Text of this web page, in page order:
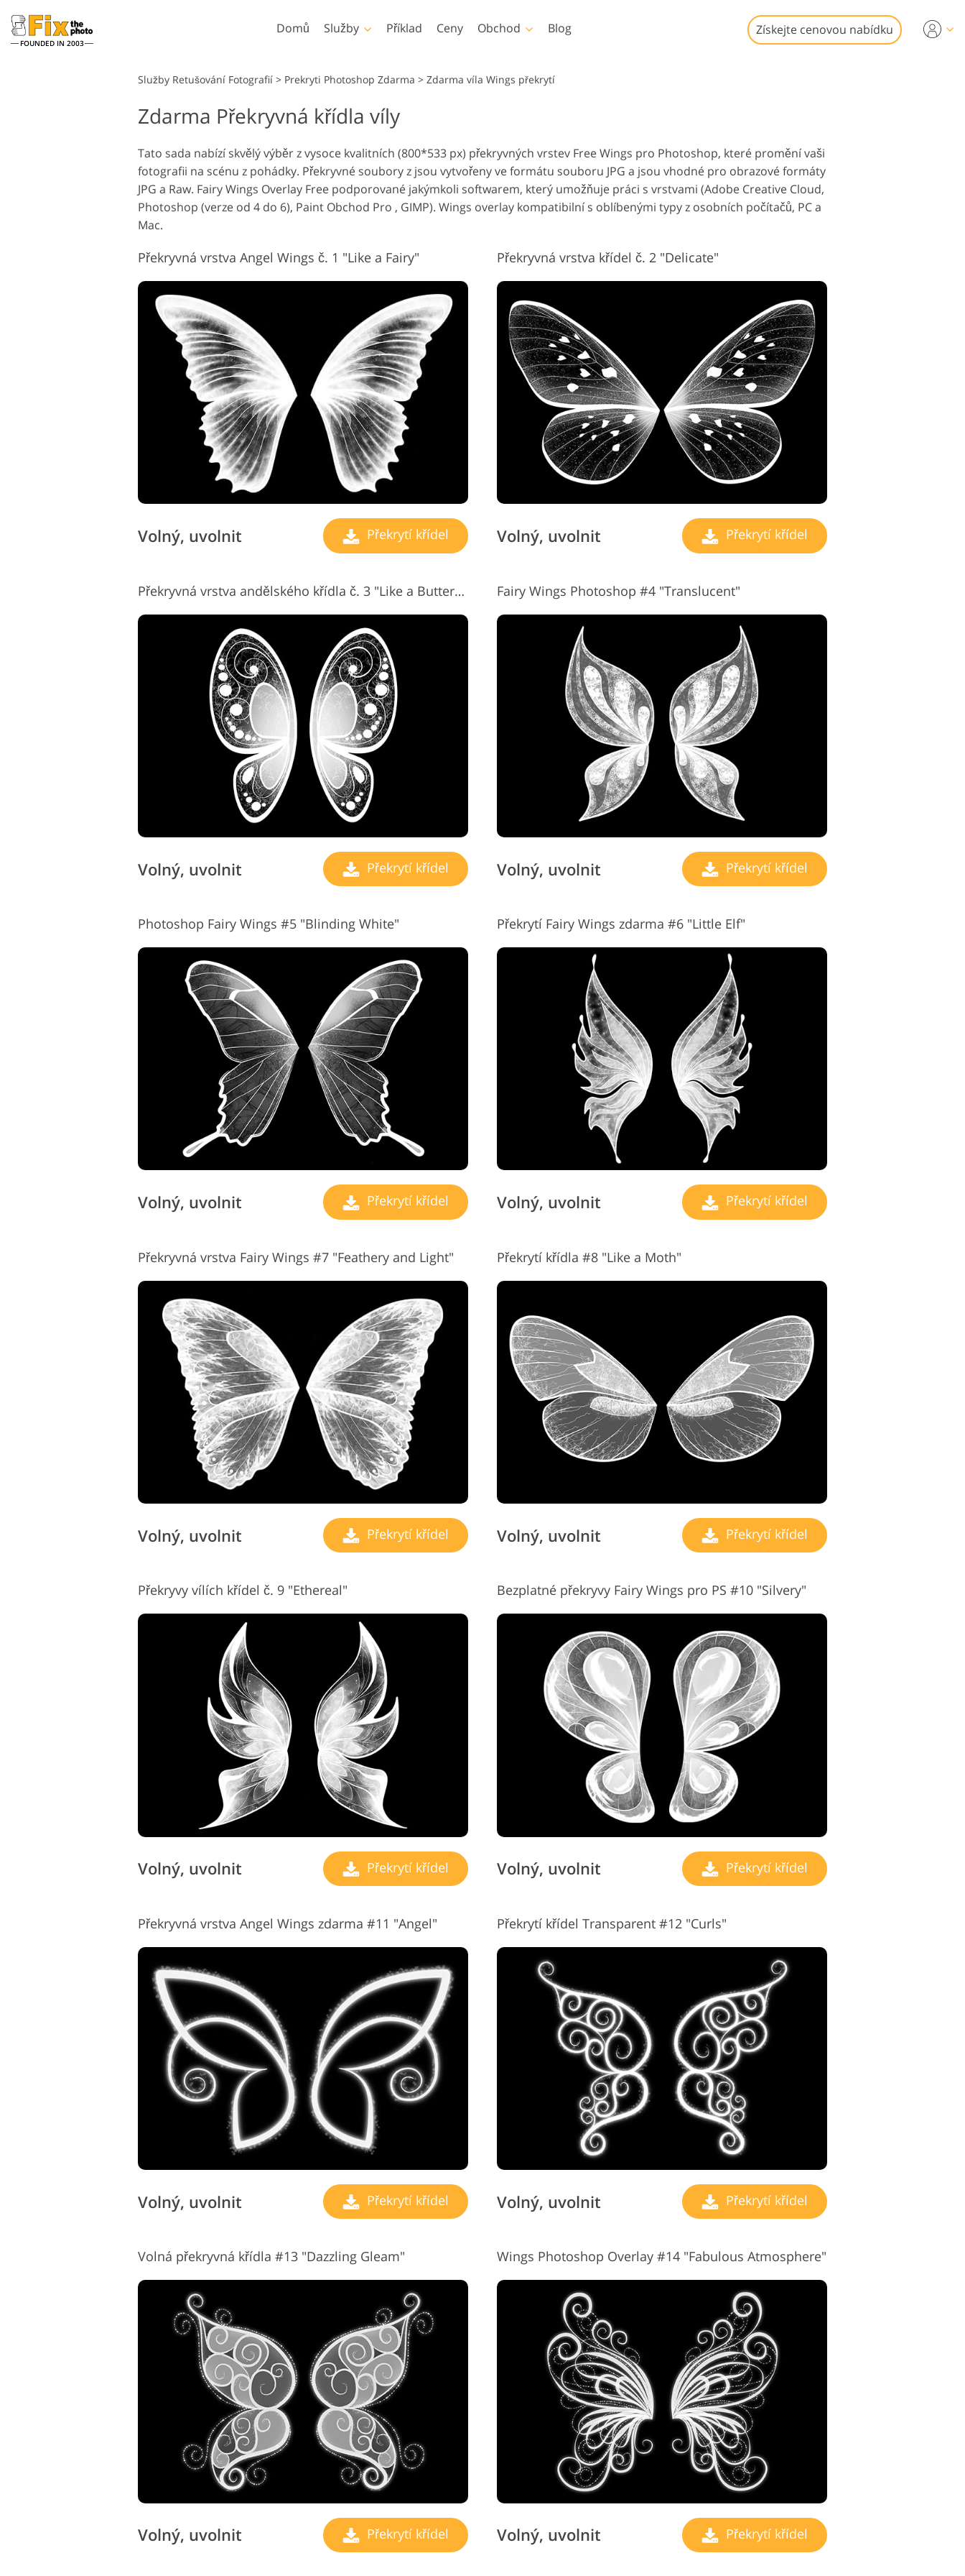
FOUNDED IN 2003
Domů Služby
Headshot
fotografie
nemovitostí
svatebních fotografií
umělou inteligencí
obrázky
Služby retušování produktů Služby retušování šperků Data pro výcvik AI Služby pro úpravu videa
Příklad Ceny Obchod
Lightroom
Předvolby Lightroom
kolekce LR
Přednastavení nejlepších
nabídek
Mobilní kolekce
Photoshop
Akce Photoshopu
Překryvy Photoshopu
Textury Photoshopu
Ps Actions Celé sbírky
Ps překrývá celé sbírky
Templates
Valentýnské karty
Pozvánky na svatbu
Pozvánka na narozeniny
dětí
Blog Získejte cenovou nabídku
Služby Retušování Fotografií > Prekryti Photoshop Zdarma > Zdarma víla Wings překrytí
Zdarma Překryvná křídla víly
Tato sada nabízí skvělý výběr z vysoce kvalitních (800*533 px) překryvných vrstev Free Wings pro Photoshop, které promění vaši
fotografii na scénu z pohádky. Překryvné soubory z jsou vytvořeny ve formátu souboru JPG a jsou vhodné pro obrazové formáty
JPG a Raw. Fairy Wings Overlay Free podporované jakýmkoli softwarem, který umožňuje práci s vrstvami (Adobe Creative Cloud,
Photoshop (verze od 4 do 6), Paint Obchod Pro , GIMP). Wings overlay kompatibilní s oblíbenými typy z osobních počítačů, PC a
Mac.
Překryvná vrstva Angel Wings č. 1 "Like a Fairy"
Volný, uvolnit Překrytí křídel
Překryvná vrstva křídel č. 2 "Delicate"
Volný, uvolnit Překrytí křídel
Překryvná vrstva andělského křídla č. 3 "Like a Butterfly"
Volný, uvolnit Překrytí křídel
Fairy Wings Photoshop #4 "Translucent"
Volný, uvolnit Překrytí křídel
Photoshop Fairy Wings #5 "Blinding White"
Volný, uvolnit Překrytí křídel
Překrytí Fairy Wings zdarma #6 "Little Elf"
Volný, uvolnit Překrytí křídel
Překryvná vrstva Fairy Wings #7 "Feathery and Light"
Volný, uvolnit Překrytí křídel
Překrytí křídla #8 "Like a Moth"
Volný, uvolnit Překrytí křídel
Překryvy vílích křídel č. 9 "Ethereal"
Volný, uvolnit Překrytí křídel
Bezplatné překryvy Fairy Wings pro PS #10 "Silvery"
Volný, uvolnit Překrytí křídel
Překryvná vrstva Angel Wings zdarma #11 "Angel"
Volný, uvolnit Překrytí křídel
Překrytí křídel Transparent #12 "Curls"
Volný, uvolnit Překrytí křídel
Volná překryvná křídla #13 "Dazzling Gleam"
Volný, uvolnit Překrytí křídel
Wings Photoshop Overlay #14 "Fabulous Atmosphere"
Volný, uvolnit Překrytí křídel